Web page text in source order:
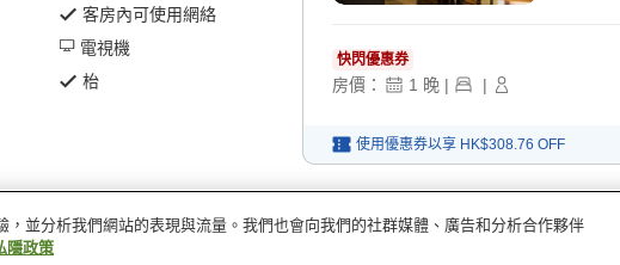
客房內可使用網絡
電視機
枱
快閃優惠券
房價： 1 晚 | |
使用優惠券以享 HK$308.76 OFF
長崎
並分析我們網站的表現與流量。我們也會向我們的社群媒體、廣告和分析合作夥伴
隱政策